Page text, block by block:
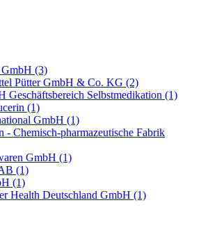
(3)
Pütter GmbH & Co. KG (2)
Geschäftsbereich Selbstmedikation (1)
(1)
GmbH (1)
- Chemisch-pharmazeutische Fabrik
GmbH (1)
(1)
(1)
Health Deutschland GmbH (1)